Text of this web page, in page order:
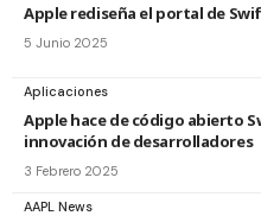
Apple rediseña el portal de
5 Junio 2025
Aplicaciones
Apple hace de código abierto
innovación de desarrolladores
3 Febrero 2025
AAPL News